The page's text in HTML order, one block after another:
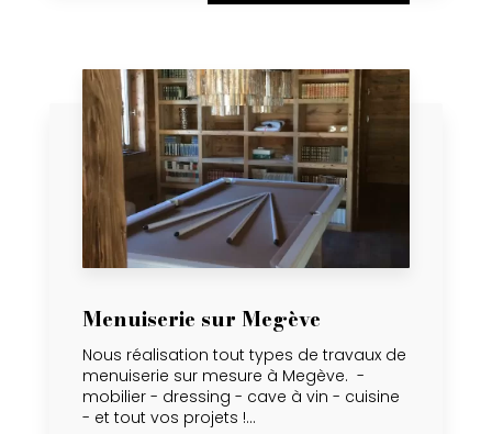
Menuiserie sur Megève
Nous réalisation tout types de travaux de
menuiserie sur mesure à Megève. -
mobilier - dressing - cave à vin - cuisine
- et tout vos projets !...